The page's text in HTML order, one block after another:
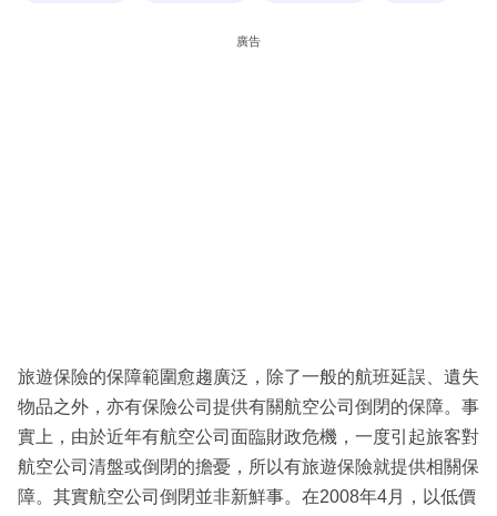
廣告
旅遊保險的保障範圍愈趨廣泛，除了一般的航班延誤、遺失
物品之外，亦有保險公司提供有關航空公司倒閉的保障。事
實上，由於近年有航空公司面臨財政危機，一度引起旅客對
航空公司清盤或倒閉的擔憂，所以有旅遊保險就提供相關保
障。其實航空公司倒閉並非新鮮事。在2008年4月，以低價